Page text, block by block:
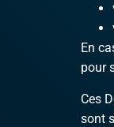
En
pour
Ces
sont